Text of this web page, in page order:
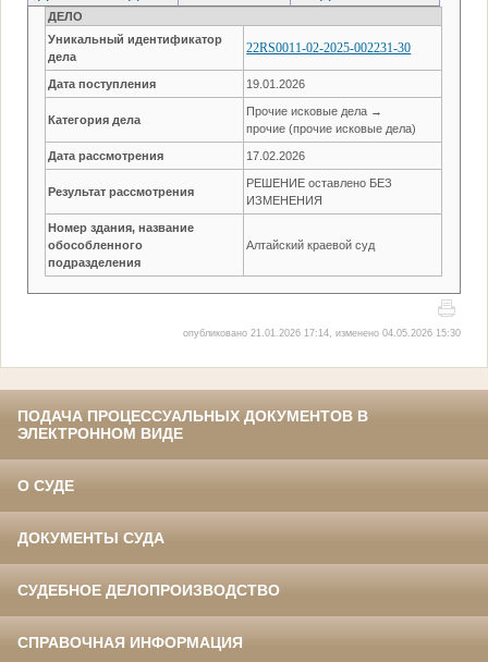
ДЕЛО
Уникальный идентификатор
дела
22RS0011-02-2025-002231-30
Дата поступления 19.01.2026
Категория дела
Прочие исковые дела →
прочие (прочие исковые дела)
Дата рассмотрения 17.02.2026
Результат рассмотрения
РЕШЕНИЕ оставлено БЕЗ
ИЗМЕНЕНИЯ
Номер здания, название
обособленного
подразделения
Алтайский краевой суд
опубликовано 21.01.2026 17:14, изменено 04.05.2026 15:30
ПОДАЧА ПРОЦЕССУАЛЬНЫХ ДОКУМЕНТОВ В
ЭЛЕКТРОННОМ ВИДЕ
О СУДЕ
ДОКУМЕНТЫ СУДА
СУДЕБНОЕ ДЕЛОПРОИЗВОДСТВО
СПРАВОЧНАЯ ИНФОРМАЦИЯ